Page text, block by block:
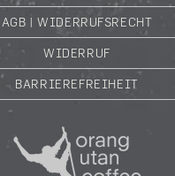
AGB | WIDERRUFSRECHT
WIDERRUF
BARRIEREFREIHEIT